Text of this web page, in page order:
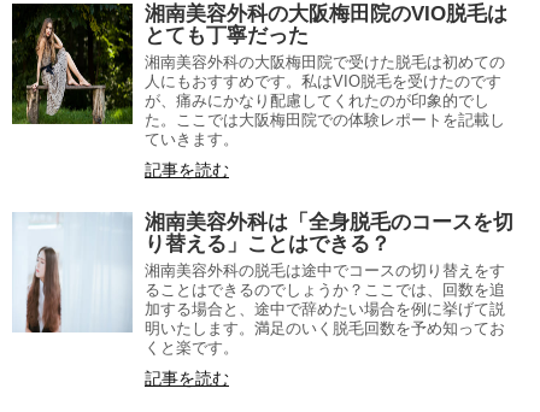
湘南美容外科の大阪梅田院のVIO脱毛は
とても丁寧だった
湘南美容外科の大阪梅田院で受けた脱毛は初めての
人にもおすすめです。私はVIO脱毛を受けたのです
が、痛みにかなり配慮してくれたのが印象的でし
た。ここでは大阪梅田院での体験レポートを記載し
ていきます。
記事を読む
湘南美容外科は「全身脱毛のコースを切
り替える」ことはできる？
湘南美容外科の脱毛は途中でコースの切り替えをす
ることはできるのでしょうか？ここでは、回数を追
加する場合と、途中で辞めたい場合を例に挙げて説
明いたします。満足のいく脱毛回数を予め知ってお
くと楽です。
記事を読む